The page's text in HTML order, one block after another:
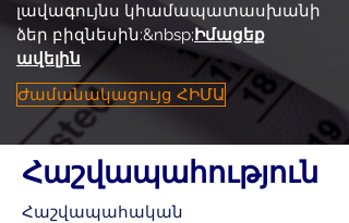
լավագույնս կհամապատասխանի
ձեր բիզնեսին:&nbsp;Իմացեք
ավելին
Ժամանակացույց ՀԻՄԱ
Հաշվապահություն
Հաշվապահական